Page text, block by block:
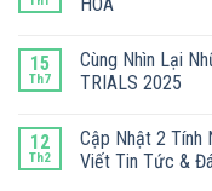
15
Th7
Cùng Nhìn Lại
TRIALS 2025
12
Th2
Cập Nhật 2 Tính
Viết Tin Tức &